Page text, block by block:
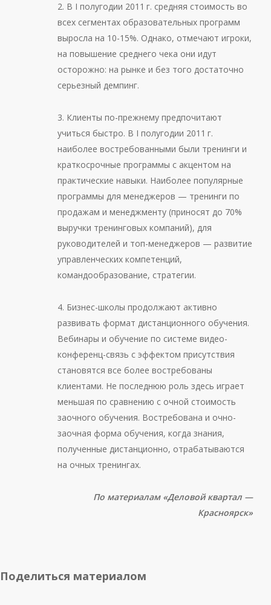
2. В I полугодии 2011 г. средняя стоимость во
всех сегментах образовательных программ
выросла на 10-15%. Однако, отмечают игроки,
на повышение среднего чека они идут
осторожно: на рынке и без того достаточно
серьезный демпинг.
3. Клиенты по-прежнему предпочитают
учиться быстро. В I полугодии 2011 г.
наиболее востребованными были тренинги и
краткосрочные программы с акцентом на
практические навыки. Наиболее популярные
программы для менеджеров — тренинги по
продажам и менеджменту (приносят до 70%
выручки тренинговых компаний), для
руководителей и топ-менеджеров — развитие
управленческих компетенций,
командообразование, стратегии.
4. Бизнес-школы продолжают активно
развивать формат дистанционного обучения.
Вебинары и обучение по системе видео-
конференц-связь с эффектом присутствия
становятся все более востребованы
клиентами. Не последнюю роль здесь играет
меньшая по сравнению с очной стоимость
заочного обучения. Востребована и очно-
заочная форма обучения, когда знания,
полученные дистанционно, отрабатываются
на очных тренингах.
По материалам «Деловой квартал —
Красноярск»
Поделиться материалом